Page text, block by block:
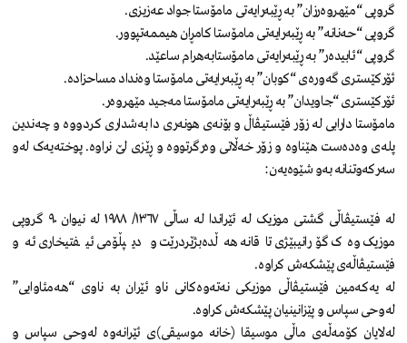
گروپی “مێهروەرزان” بە ڕێبەرایەتی مامۆستا جواد عەزیزی.
گروپی “حەنانە” بە ڕێبەرایەتی مامۆستا کامڕان هیممەتپوور.
گروپی “ئابیدەر” بە ڕێبەرایەتی مامۆستابەهرام ساعێد.
ئۆرکێستری گەورەی “کوبان” بە ڕێبەرایەتی مامۆستا وەنداد مساحزادە.
ئۆرکێستری “جاویدان” بە ڕێبەرایەتی مامۆستا مەجید مێهروەر.
مامۆستا دارابی لە زۆر فێستیڤاڵ و بۆنەی هونەری دا بەشداری کردووە و چەندین
پلەی وەدەست هێناوە و زۆر خەڵاتی وەرگرتووە و ڕێزی لێ نراوە. پوختەیەک لەو
سەرکەوتنانە بەو شێوەیەن:
لە فێستیڤاڵی گشتی موزیک لە ئێراندا لە ساڵی ١٣٦٧/ ١٩٨٨ لە نیوان ٩٠ گروپی
موزیک وەک گۆرانیبێژی تاقانە هەڵدەبژێردرێت و دیپڵۆمی ئیفتیخاری ئەو
فێستیڤاڵەی پێشکەش کراوە.
لە یەکەمین فێستیڤاڵی موزیکی نەتەوەکانی ناو ئێران بە ناوی “هەمئاوایی”
لەوحی سپاس و پێزانینیان پێشکەش کراوە.
لەلایان کۆمەڵەی ماڵی موسیقا (خانە موسیقی)ی ئێرانەوە لەوحی سپاس و